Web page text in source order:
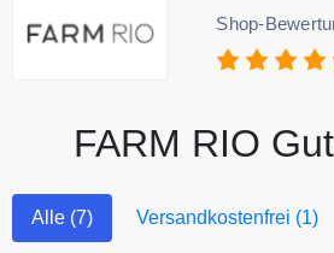
Shop-
FARM RIO
Alle (7) Versandkostenfrei (1)